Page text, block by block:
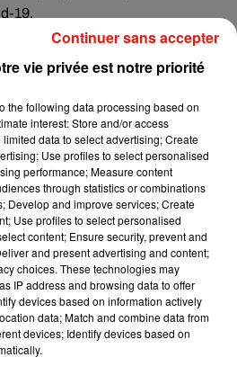
19.
2026
Blanco invite Selena Gomez et
G sur son nouveau single
vie privée est notre priorité
the following data processing based on
interest: Store and/or access
data to select advertising; Create
Use profiles to select personalised
performance; Measure content
through statistics or combinations
Develop and improve services; Create
Use profiles to select personalised
content; Ensure security, prevent and
and present advertising and content;
choices. These technologies may
IP address and browsing data to offer
devices based on information actively
data; Match and combine data from
devices; Identify devices based on
Continuer sans accepter